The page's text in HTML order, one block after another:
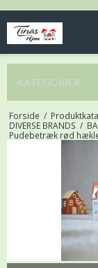
KATEGORIER
Forside /
DIVERSE BRANDS /
Pudebetræk rød